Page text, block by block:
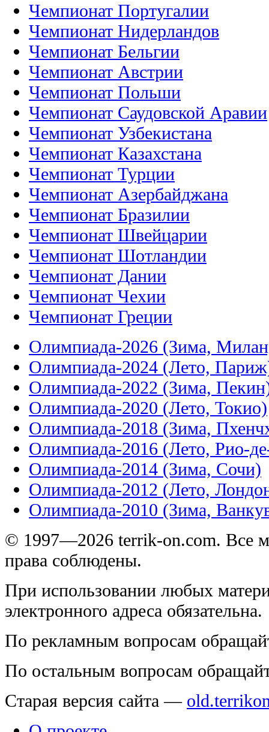
Чемпионат Португалии
Чемпионат Нидерландов
Чемпионат Бельгии
Чемпионат Австрии
Чемпионат Польши
Чемпионат Саудовской Аравии
Чемпионат Узбекистана
Чемпионат Казахстана
Чемпионат Турции
Чемпионат Азербайджана
Чемпионат Бразилии
Чемпионат Швейцарии
Чемпионат Шотландии
Чемпионат Дании
Чемпионат Чехии
Чемпионат Греции
Олимпиада-2026 (Зима,
Олимпиада-2024 (Лето,
Олимпиада-2022 (Зима,
Олимпиада-2020 (Лето, Токио)
Олимпиада-2018 (Зима,
Олимпиада-2016 (Лето, Рио-
Олимпиада-2014 (Зима, Сочи)
Олимпиада-2012 (Лето,
Олимпиада-2010 (Зима,
© 1997—2026 terrik-on.com. Все
права соблюдены.
При использовании любых
электронного адреса обязательна.
По рекламным вопросам
По остальным вопросам
Старая версия сайта —